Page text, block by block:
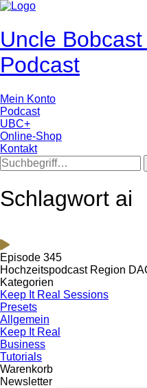
Uncle
Podcast
Mein Konto
Podcast
UBC+
Online-Shop
Kontakt
Schlagwort ai
Episode 345
Hochzeitspodcast Region
Kategorien
Keep It Real Sessions
Presets
Allgemein
Keep It Real
Business
Tutorials
Warenkorb
Newsletter